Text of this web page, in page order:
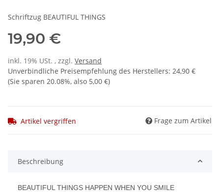
Schriftzug BEAUTIFUL THINGS
19,90 €
inkl. 19% USt. , zzgl. Versand
Unverbindliche Preisempfehlung des Herstellers: 24,90 €
(Sie sparen 20.08%, also 5,00 €)
Artikel vergriffen Frage zum Artikel
Beschreibung
BEAUTIFUL THINGS HAPPEN WHEN YOU SMILE